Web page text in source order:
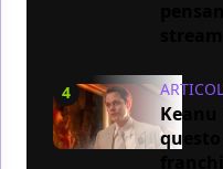
4
Keanu
questo